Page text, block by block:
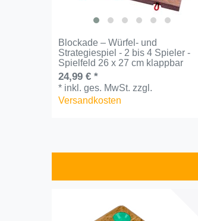
Blockade – Würfel- und
Strategiespiel - 2 bis 4 Spieler -
Spielfeld 26 x 27 cm klappbar
24,99 € *
* inkl. ges. MwSt. zzgl.
Versandkosten